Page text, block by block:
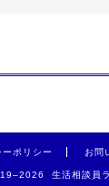
ポリシー お問
生活相談員